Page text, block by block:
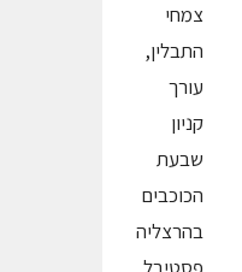
צמחי
התבלין,
עורך
קניון
שבעת
הכוכבים
בהרצליה